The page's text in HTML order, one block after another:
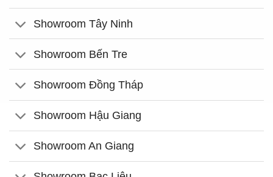
Showroom Tây Ninh
Showroom Bến Tre
Showroom Đồng Tháp
Showroom Hậu Giang
Showroom An Giang